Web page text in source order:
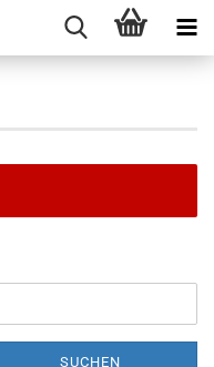
SUCHEN